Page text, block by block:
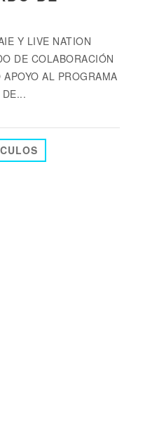
Y LIVE NATION
DE COLABORACIÓN
AL PROGRAMA